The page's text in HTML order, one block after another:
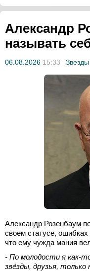
Александр
называть
06.08.2026 15:33 Звезды
Александр Розенбаум
своем статусе,
что ему чужда мания
- По молодости я
звёзды, друзья,